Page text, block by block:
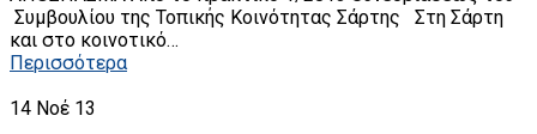
Συμβουλίου της Τοπικής Κοινότητας Σάρτης Στη Σάρτη
και στο κοινοτικό…
Περισσότερα
14 Νοέ 13